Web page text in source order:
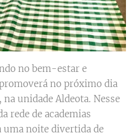
no bem-estar e
no próximo dia
unidade Aldeota. Nesse
rede de academias
uma noite divertida de